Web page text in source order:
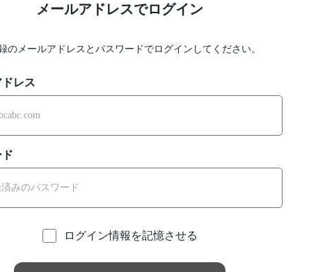
メールアドレスでログイン
のメールアドレスとパスワードでログインしてください。
ドレス
ログイン情報を記憶させる